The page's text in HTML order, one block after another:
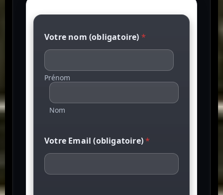
Votre nom (obligatoire) *
Prénom
Nom
Votre Email (obligatoire)*